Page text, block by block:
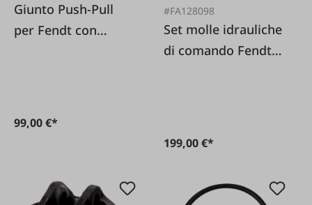
Giunto Push-Pull
per Fendt con
99,00 €*
#FA128098
Set molle idrauliche
di comando Fendt
199,00 €*